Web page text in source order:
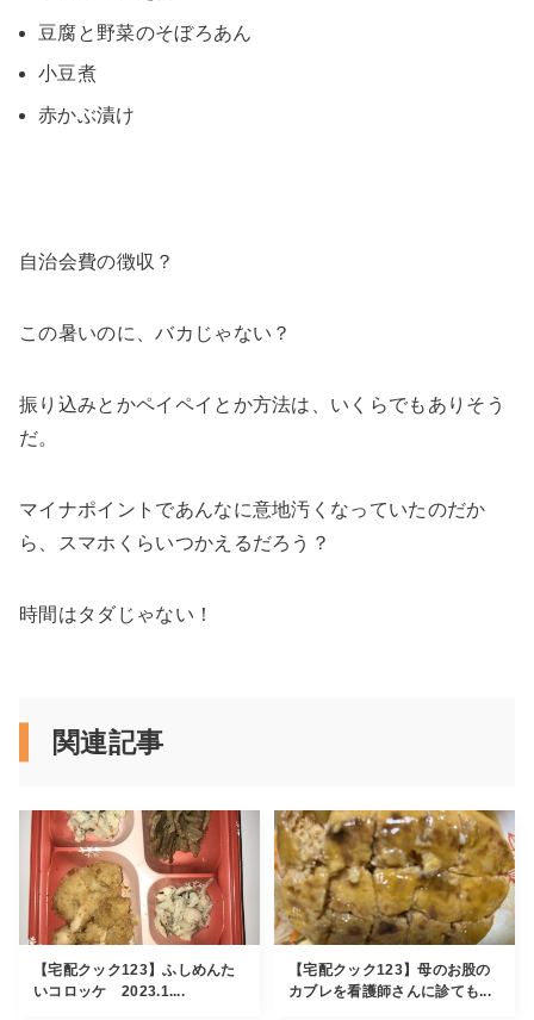
豆腐と野菜のそぼろあん
小豆煮
赤かぶ漬け
自治会費の徴収？
この暑いのに、バカじゃない？
振り込みとかペイペイとか方法は、いくらでもありそう
だ。
マイナポイントであんなに意地汚くなっていたのだか
ら、スマホくらいつかえるだろう？
時間はタダじゃない！
関連記事
【宅配クック123】ふしめんた
いコロッケ 2023.1....
【宅配クック123】母のお股の
カブレを看護師さんに診ても...